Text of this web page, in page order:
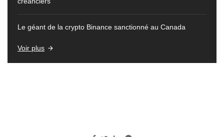
Le géant de la crypto Binance sanctionné au Canada
Voir plus